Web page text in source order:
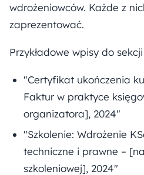
wdrożeniowców. Każde z
zaprezentować.
Przykładowe wpisy do
"Certyfikat ukończenia
Faktur w praktyce
organizatora], 2024"
"Szkolenie: Wdrożenie
techniczne i prawne –
szkoleniowej], 2024"